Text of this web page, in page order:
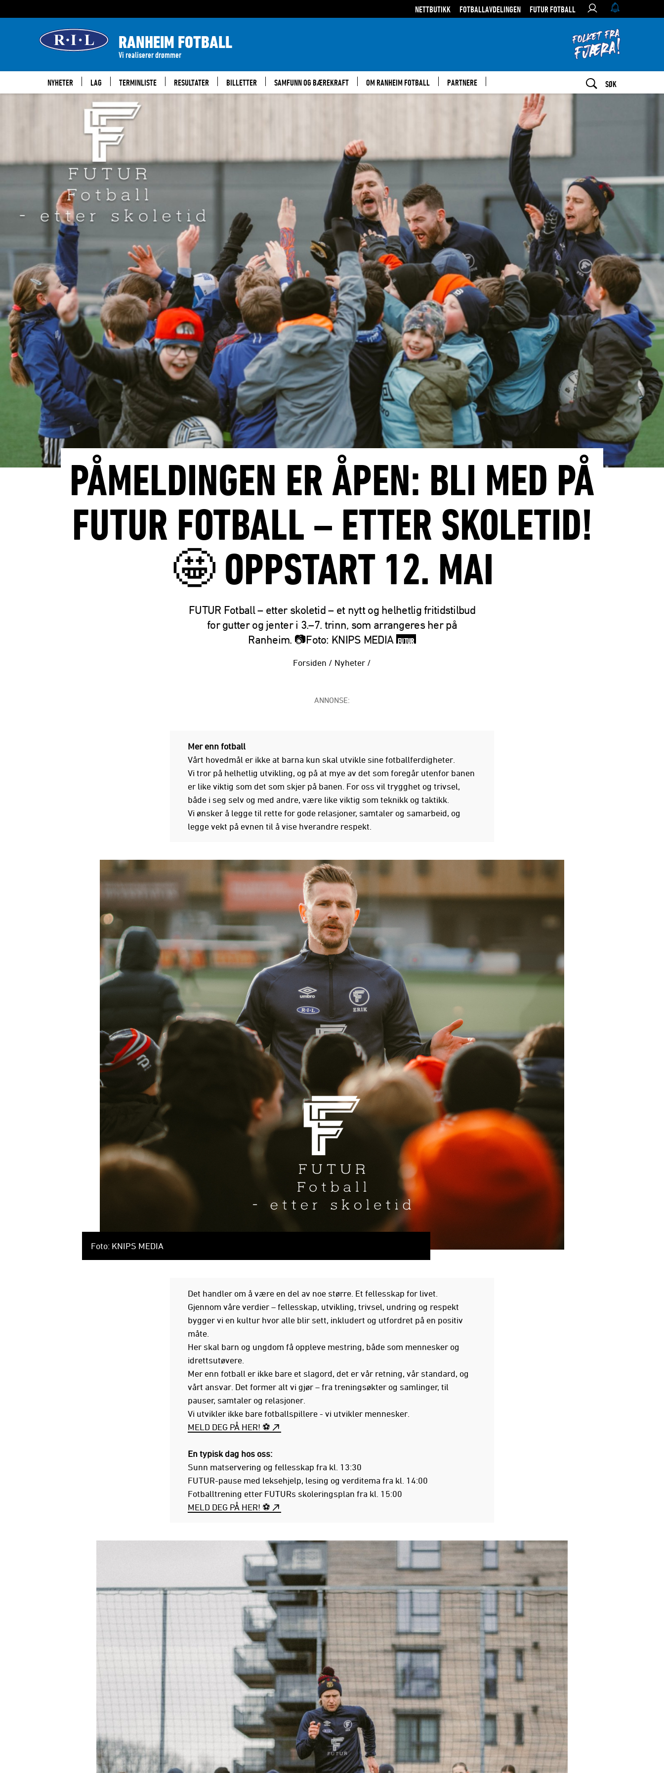
NETTBUTIKK FOTBALLAVDELINGEN FUTUR FOTBALL
RANHEIM FOTBALL
Vi realiserer drømmer
NYHETER LAG TERMINLISTE RESULTATER BILLETTER SAMFUNN OG BÆREKRAFT OM RANHEIM FOTBALL PARTNERE SØK
PÅMELDINGEN ER ÅPEN: BLI MED PÅ
FUTUR FOTBALL – ETTER SKOLETID!
🤩 OPPSTART 12. MAI
FUTUR Fotball – etter skoletid – et nytt og helhetlig fritidstilbud
for gutter og jenter i 3.–7. trinn, som arrangeres her på
Ranheim. 📷Foto: KNIPS MEDIA FUTUR
Forsiden / Nyheter /
ANNONSE:
Mer enn fotball
Vårt hovedmål er ikke at barna kun skal utvikle sine fotballferdigheter.
Vi tror på helhetlig utvikling, og på at mye av det som foregår utenfor banen
er like viktig som det som skjer på banen. For oss vil trygghet og trivsel,
både i seg selv og med andre, være like viktig som teknikk og taktikk.
Vi ønsker å legge til rette for gode relasjoner, samtaler og samarbeid, og
legge vekt på evnen til å vise hverandre respekt.
Foto: KNIPS MEDIA
Det handler om å være en del av noe større. Et fellesskap for livet.
Gjennom våre verdier – fellesskap, utvikling, trivsel, undring og respekt
bygger vi en kultur hvor alle blir sett, inkludert og utfordret på en positiv
måte.
Her skal barn og ungdom få oppleve mestring, både som mennesker og
idrettsutøvere.
Mer enn fotball er ikke bare et slagord, det er vår retning, vår standard, og
vårt ansvar. Det former alt vi gjør – fra treningsøkter og samlinger, til
pauser, samtaler og relasjoner.
Vi utvikler ikke bare fotballspillere - vi utvikler mennesker.
MELD DEG PÅ HER! ⚽️
En typisk dag hos oss:
Sunn matservering og fellesskap fra kl. 13:30
FUTUR-pause med leksehjelp, lesing og verditema fra kl. 14:00
Fotballtrening etter FUTURs skoleringsplan fra kl. 15:00
MELD DEG PÅ HER! ⚽️